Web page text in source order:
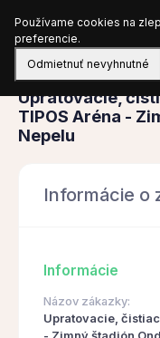
Obstarávanie
Upratovacie,
TIPOS Aréna -
Nepelu
Informácie o
Informácie
Názov zákazky:
Upratovacie,
Používame cookies na
preferencie.
Odmietnuť nevyhnutné